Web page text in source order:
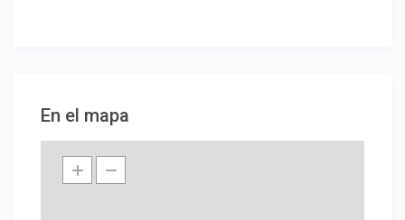
En el mapa